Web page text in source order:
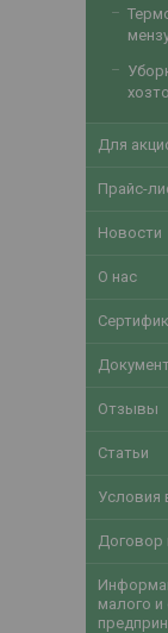
Для
Прайс-
Новости
О нас
Отзывы
Статьи
Условия
Договор
малого и